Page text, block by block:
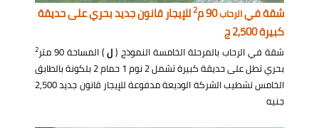
شقة فيالرحاب90 م 2للإيجار قانون جديد بحري على حديقة
كبيرة 2,500 ج
شقة في الرحاب بالمرحلة الخامسة النموذج (ل) المساحة 90 متر 2
بحري تطل على حديقة كبيرة تشمل 2 نوم 1 حمام 2 بلكونة بالطابق
الخامس تشطيب الشركة الوديعة مدفوعة للإيجار قانون جديد 2,500
جنيه